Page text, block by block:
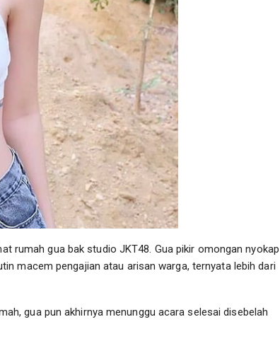
rumah gua bak studio JKT48. Gua pikir omongan nyokap
macem pengajian atau arisan warga, ternyata lebih dari
gua pun akhirnya menunggu acara selesai disebelah